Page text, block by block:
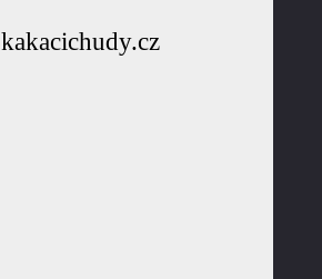
Skakacichudy.cz